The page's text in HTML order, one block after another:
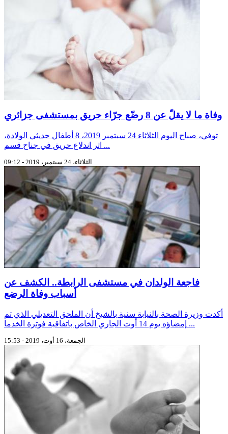
وفاة ما لا يقلّ عن 8 رضّع جرّاء حريق بمستشفى جزائري
توفي، صباح اليوم الثلاثاء 24 سبتمبر 2019، 8 أطفال حديثي الولادة،
اثر اندلاع حريق في جناح قسم ...
الثلاثاء، 24 سبتمبر، 2019 - 09:12
فاجعة الولدان في مستشفى الرابطة.. الكشف عن
أسباب وفاة الرضع
أكدت وزيرة الصحة بالنيابة سنية بالشيخ أن الملحق التعديلي الذي تم
إمضاؤه يوم 14 أوت الجاري الخاص باتفاقية فوترة الخدما ...
الجمعة، 16 أوت، 2019 - 15:53